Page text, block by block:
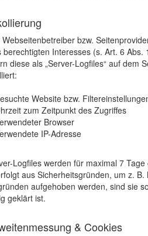
Webseitenbetreiber bzw.
berechtigten Interesses (s. Art. 6
diese als „Server-Logfiles“ auf dem
Website bzw.
zum Zeitpunkt des Zugriffes
Browser
IP-Adresse
Logfiles werden für maximal 7
aus Sicherheitsgründen, um z.
aufgehoben werden, sind sie
geklärt ist.
& Cookies